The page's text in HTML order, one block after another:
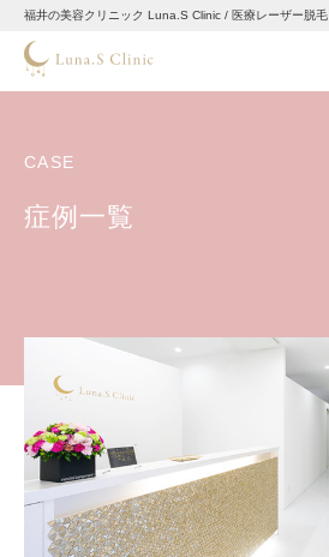
福井の美容クリニック Luna.S Clinic / 医療レーザー脱毛
CASE
症例一覧